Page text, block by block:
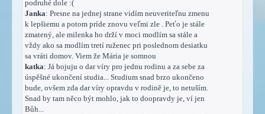
podruhé dole :(
Janka: Presne na jednej strane vidím neuveriteľnu zmenu
k lepšiemu a potom príde znovu veľmi zle . Peťo je stále
zmatený, ale milenka ho drží v moci modlím sa stále a
vždy ako sa modlím tretí ruženec pri poslednom desiatku
sa vráti domov. Viem že Mária je somnou
katka: Já bojuju o dar víry pro jednu rodinu a za sebe za
úspěšné ukončení studia... Studium snad brzo ukončeno
bude, ovšem zda dar víry opravdu v rodině je, to netuším.
Snad by tam něco být mohlo, jak to doopravdy je, ví jen
Bůh...